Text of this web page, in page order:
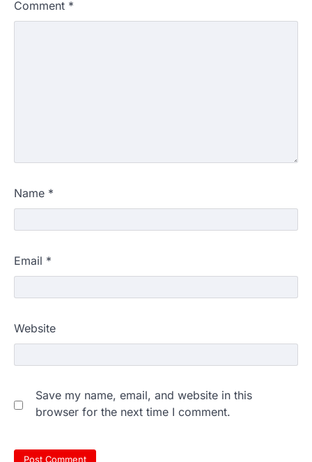
Comment *
Name *
Email *
Website
Save my name, email, and website in this
browser for the next time I comment.